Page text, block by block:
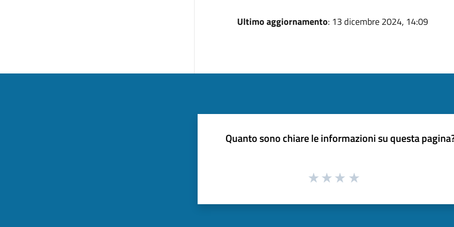
Ultimo aggiornamento: 13 dicembre 2024, 14:09
Quanto sono chiare le informazioni su questa